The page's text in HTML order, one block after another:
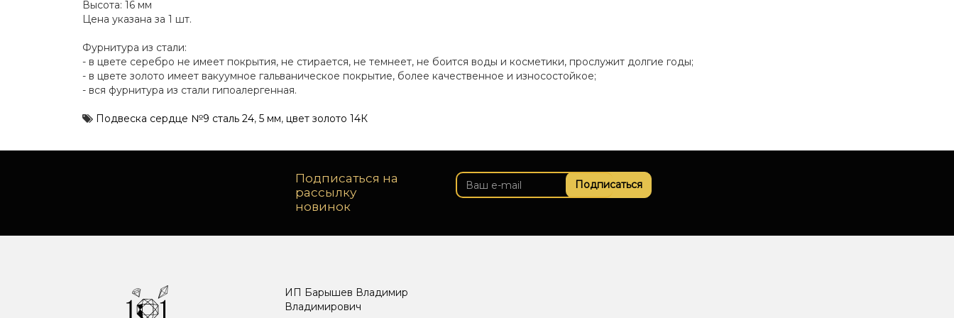
Высота: 16 мм
Цена указана за 1 шт.
Фурнитура из стали:
- в цвете серебро не имеет покрытия, не стирается, не темнеет, не боится воды и косметики, прослужит долгие годы;
- в цвете золото имеет вакуумное гальваническое покрытие, более качественное и износостойкое;
- вся фурнитура из стали гипоалергенная.
Подвеска сердце №9 сталь 24, 5 мм, цвет золото 14К
Подписаться на
рассылку
новинок
Подписаться
ИП Барышев Владимир
Владимирович